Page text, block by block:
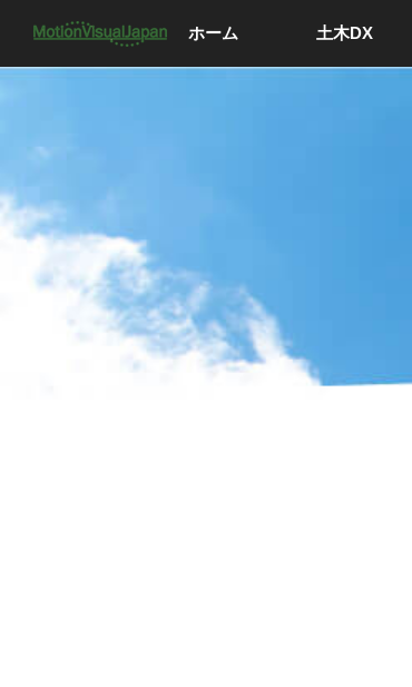
ホーム 土木DX